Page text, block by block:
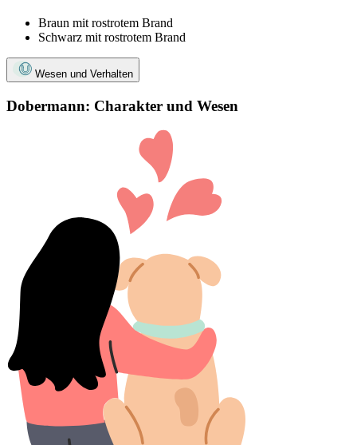
Braun mit rostrotem Brand
Schwarz mit rostrotem Brand
Wesen und Verhalten
Dobermann: Charakter und Wesen